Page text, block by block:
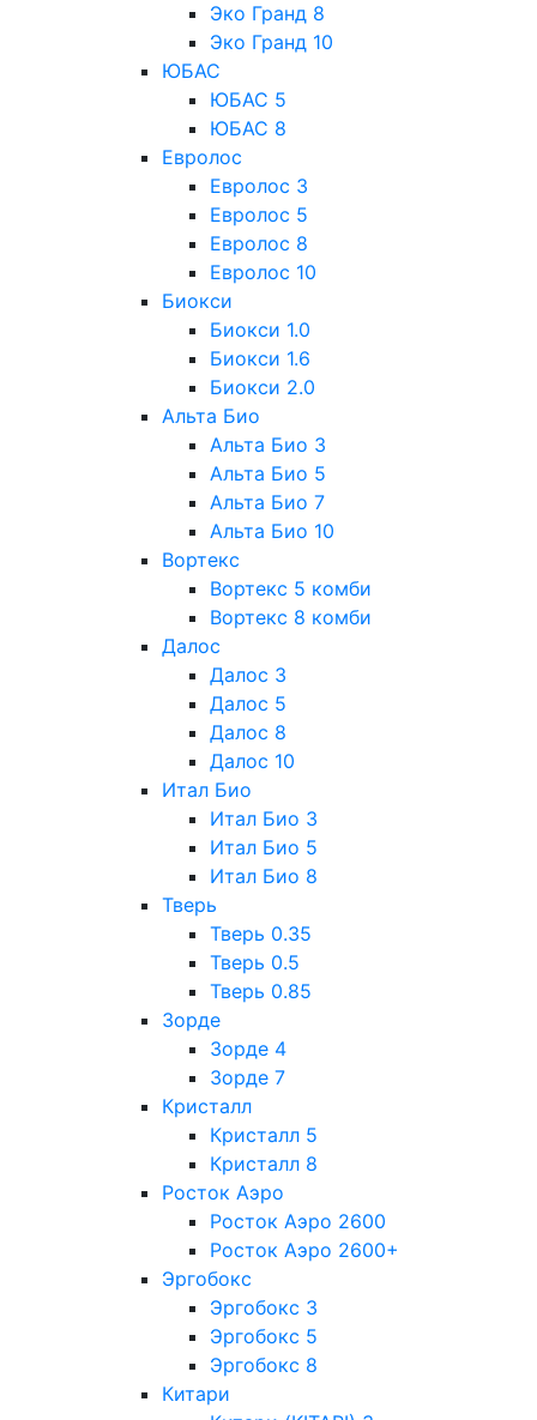
Эко Гранд 8
Эко Гранд 10
ЮБАС
ЮБАС 5
ЮБАС 8
Евролос
Евролос 3
Евролос 5
Евролос 8
Евролос 10
Биокси
Биокси 1.0
Биокси 1.6
Биокси 2.0
Альта Био
Альта Био 3
Альта Био 5
Альта Био 7
Альта Био 10
Вортекс
Вортекс 5 комби
Вортекс 8 комби
Далос
Далос 3
Далос 5
Далос 8
Далос 10
Итал Био
Итал Био 3
Итал Био 5
Итал Био 8
Тверь
Тверь 0.35
Тверь 0.5
Тверь 0.85
Зорде
Зорде 4
Зорде 7
Кристалл
Кристалл 5
Кристалл 8
Росток Аэро
Росток Аэро 2600
Росток Аэро 2600+
Эргобокс
Эргобокс 3
Эргобокс 5
Эргобокс 8
Китари